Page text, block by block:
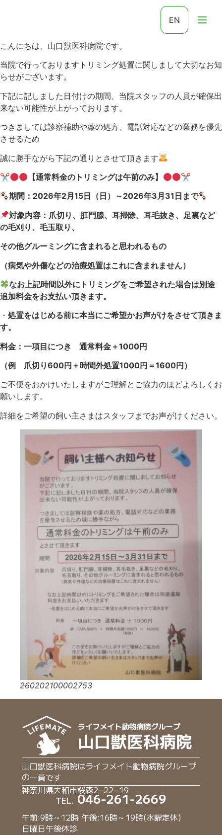
EN
こんにちは、山口獣医科病院です。
当院で行っておりますトリミング処置に関しまして大切なお知
らせがございます。
下記に記しました日付けの期間、当院スタッフの人員が確保出
来ない可能性が上がっております。
つきましては診察補助や薬の処方、電話対応などの業務を優先
させるため
誠に勝手ながら下記の通りとさせて頂きます
✂
【通常料金のトリミングは午前のみ】
✂
期間：2026年2月15日（日）～2026年3月31日まで
対象内容：爪切り、肛門腺、耳掃除、耳毛抜き、足裏など
の毛刈り、毛玉取り、
その他グルーミングに含まれると思われるもの
（病気や外傷などの治療処置はこれに含まれません）
なお上記時間以外にトリミングをご希望された場合は別途
追加料金をお支払い頂きます。
・ 処置をはじめる前に本当にご希望かお声がけをさせて頂きま
す。
料金：一項目につき 通常料金＋1000円
（例 爪切り600円＋時間外処置1000円＝1600円）
ご不便をおかけいたしますがご理解とご協力のほどよろしくお
願いします。
詳細をご希望の飼い主さまはスタッフまでお声がけください。
260202100002753
山口獣医科病院はライフメイト動物病院グループ
の一員です
神奈川県大和市桜森2−22−19
TEL.046-261-2669
午前:9時～12時 午後:16時～19時(水曜定休)
日曜日午後休診